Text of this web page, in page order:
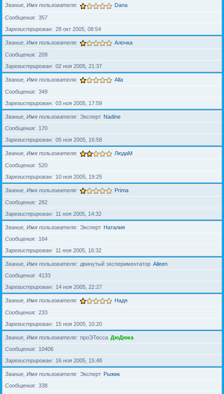
Звание, Имя пользователя Dana
Сообщения
357
Зарегистрирован
28 окт 2005, 08:54
Звание, Имя пользователя Алочка
Сообщения
209
Зарегистрирован
02 ноя 2005, 21:37
Звание, Имя пользователя Alla
Сообщения
349
Зарегистрирован
03 ноя 2005, 17:59
Звание, Имя пользователя Эксперт Nadine
Сообщения
170
Зарегистрирован
05 ноя 2005, 16:58
Звание, Имя пользователя ЛюдаМ
Сообщения
520
Зарегистрирован
10 ноя 2005, 19:25
Звание, Имя пользователя Prima
Сообщения
282
Зарегистрирован
11 ноя 2005, 14:32
Звание, Имя пользователя Эксперт Наталия
Сообщения
164
Зарегистрирован
11 ноя 2005, 16:32
Звание, Имя пользователя двинутый экспериментатор Aileen
Сообщения
4133
Зарегистрирован
14 ноя 2005, 22:27
Звание, Имя пользователя Надя
Сообщения
233
Зарегистрирован
15 ноя 2005, 10:20
Звание, Имя пользователя проЭТесса ДюДюка
Сообщения
10406
Зарегистрирован
16 ноя 2005, 15:48
Звание, Имя пользователя Эксперт Рыжик
Сообщения
338